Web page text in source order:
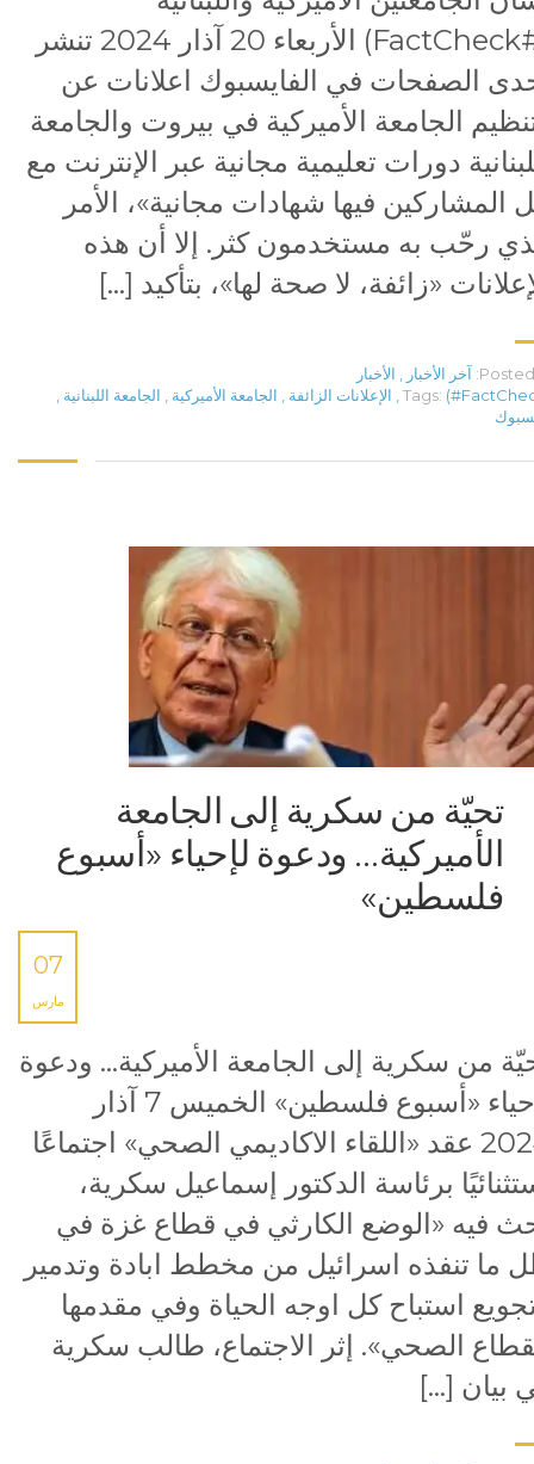
(#FactCheck) الأربعاء 20 آذار 2024 تنشر
الصفحات في الفايسبوك اعلانات عن
الجامعة الأميركية في بيروت والجامعة
دورات تعليمية مجانية عبر الإنترنت مع
المشاركين فيها شهادات مجانية»، الأمر
رحّب به مستخدمون كثر. إلا أن هذه
«زائفة، لا صحة لها»، بتأكيد […]
Posted آخر الأخبار
الأخبار
Tags:
الإعلانات الزائفة الجامعة الأميركية الجامعة اللبنانية
تحيّة من سكرية إلى الجامعة
الأميركية… ودعوة لإحياء «أسبوع
فلسطين»
07
مارس
من سكرية إلى الجامعة الأميركية… ودعوة
لإحياء «أسبوع فلسطين» الخميس 7 آذار
2024 عقد «اللقاء الاكاديمي الصحي» اجتماعًا
برئاسة الدكتور إسماعيل سكرية،
فيه «الوضع الكارثي في قطاع غزة في
ما تنفذه اسرائيل من مخطط ابادة وتدمير
استباح كل اوجه الحياة وفي مقدمها
الصحي». إثر الاجتماع، طالب سكرية
بيان […]